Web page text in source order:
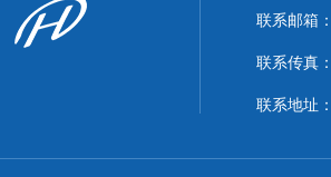
联系邮箱
联系传真
联系地址